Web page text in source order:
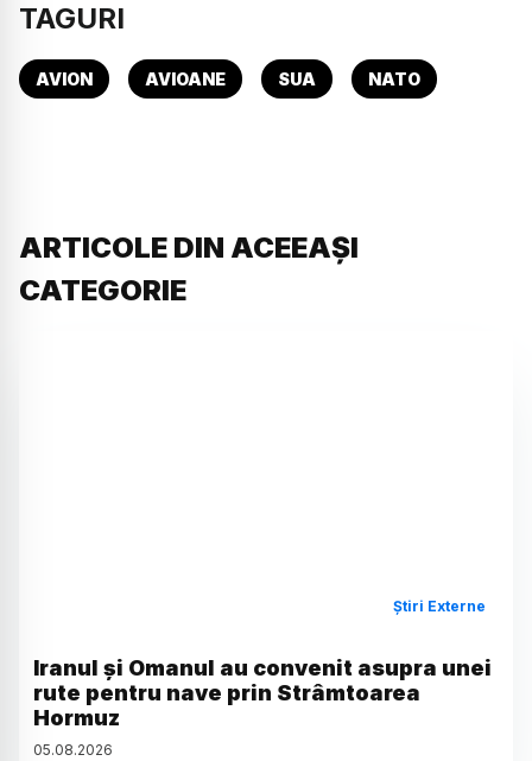
TAGURI
AVION AVIOANE SUA NATO
ARTICOLE DIN ACEEAȘI
CATEGORIE
Știri Externe
Iranul și Omanul au convenit asupra unei
rute pentru nave prin Strâmtoarea
Hormuz
05.08.2026